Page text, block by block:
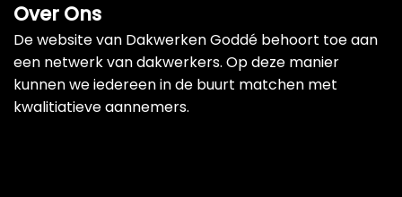
Over Ons
De website van Dakwerken Goddé behoort toe aan
een netwerk van dakwerkers. Op deze manier
kunnen we iedereen in de buurt matchen met
kwalitiatieve aannemers.